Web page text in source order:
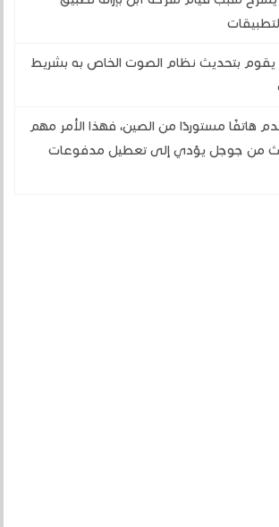
بتحديث نظام الصوت الخاص به بشريط
هاتفًا مستوردًا من الصين، فهذا الأمر مهم
من جوجل يؤدي إلى تعطيل مدفوعات